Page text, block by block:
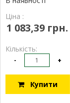
Ціна :
1 083,39 грн.
Кількість:
- +
Купити